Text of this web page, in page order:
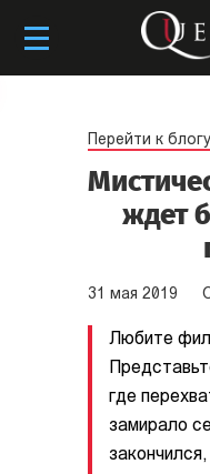
Перейти к блогу
ждет
31 мая 2019
Любите
где
замирало